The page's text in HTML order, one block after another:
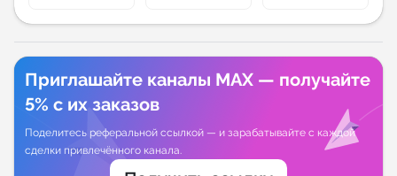
Приглашайте каналы MAX — получайте
5% с их заказов
Поделитесь реферальной ссылкой — и зарабатывайте с каждой
сделки привлечённого канала.